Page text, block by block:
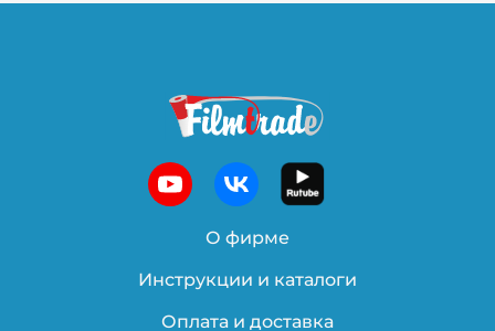
О фирме
Инструкции и каталоги
Оплата и доставка